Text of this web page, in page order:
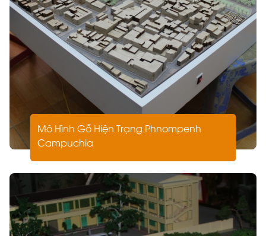
Đánh giá và điều chỉnh thiết kế kịp thời
Thông qua mô hình, kiến trúc sư có thể nhận ra điểm
chưa hợp lý về không gian, tỷ lệ, hoặc ánh sáng để
chỉnh sửa trước khi thi công.
Các Loại Mô Hình Kiến Trúc Phổ Biến
Mô hình quy hoạch tổng thể
Thể hiện toàn bộ khu đô thị, khu công nghiệp, khu
nghỉ dưỡng hoặc dự án quy mô lớn. Mô hình này đòi
hỏi độ chi tiết cao, phối hợp ánh sáng và cây xanh
tư.
Mô hình nhà ở – biệt thự
Thường dùng cho dự án dân dụng, thể hiện phong
Mô Hình Gỗ Hiện Trạng Phnompenh
Campuchia